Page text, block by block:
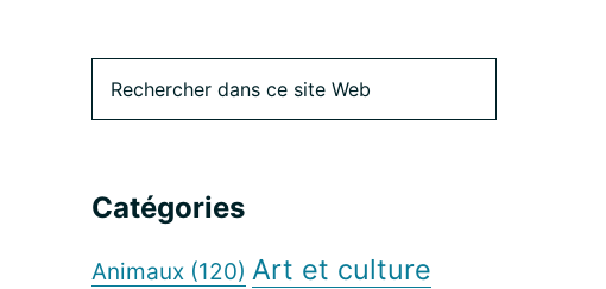
Barre
principale
dans
Catégories
Animaux (120) Art et culture